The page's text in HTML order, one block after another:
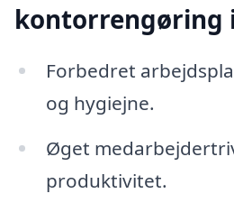
kontorrengøring
Forbedret
og hygiejne.
Øget
produktivitet.